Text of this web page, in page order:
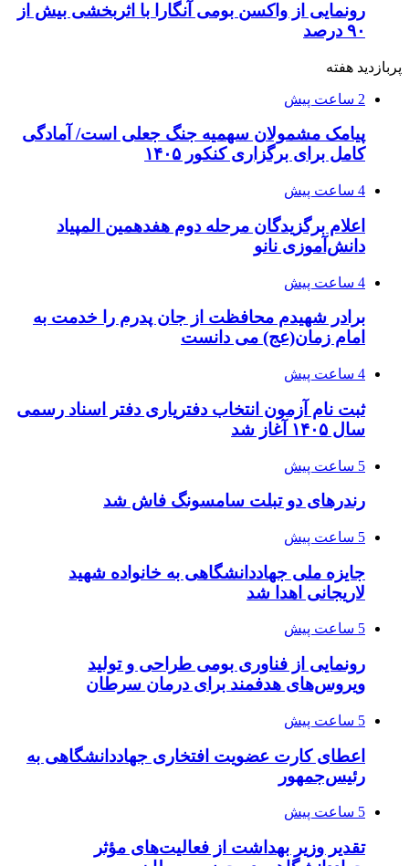
رونمایی از واکسن بومی آنگارا با اثربخشی بیش از
۹۰ درصد
پربازدید هفته
2 ساعت پیش
پیامک مشمولان سهمیه جنگ جعلی است/ آمادگی
کامل برای برگزاری کنکور ۱۴۰۵
4 ساعت پیش
اعلام برگزیدگان مرحله دوم هفدهمین المپیاد
دانش‌آموزی نانو
4 ساعت پیش
برادر شهیدم محافظت از جان پدرم را خدمت به
امام زمان(عج) می دانست
4 ساعت پیش
ثبت نام آزمون انتخاب دفتریاری دفتر اسناد رسمی
سال ۱۴۰۵ آغاز شد
5 ساعت پیش
رندرهای دو تبلت سامسونگ فاش شد
5 ساعت پیش
جایزه ملی جهاددانشگاهی به خانواده شهید
لاریجانی اهدا شد
5 ساعت پیش
رونمایی از فناوری بومی طراحی و تولید
ویروس‌های هدفمند برای درمان سرطان
5 ساعت پیش
اعطای کارت عضویت افتخاری جهاددانشگاهی به
رئیس‌جمهور
5 ساعت پیش
تقدیر وزیر بهداشت از فعالیت‌های مؤثر